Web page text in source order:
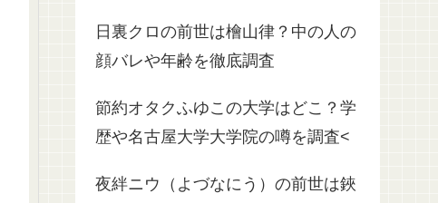
日裏クロの前世は檜山律？中の人の
顔バレや年齢を徹底調査
節約オタクふゆこの大学はどこ？学
歴や名古屋大学大学院の噂を調査<
夜絆ニウ（よづなにう）の前世は鋏